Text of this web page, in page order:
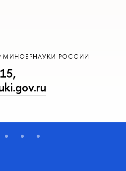
МИНОБРНАУКИ РОССИИ
,